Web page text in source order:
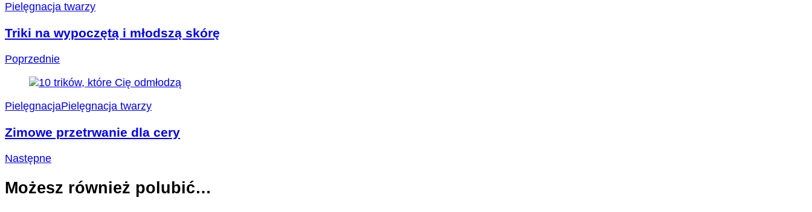
Pielęgnacja twarzy
Triki na wypoczętą i młodszą skórę
Poprzednie
PielęgnacjaPielęgnacja twarzy
Zimowe przetrwanie dla cery
Następne
Możesz również polubić…